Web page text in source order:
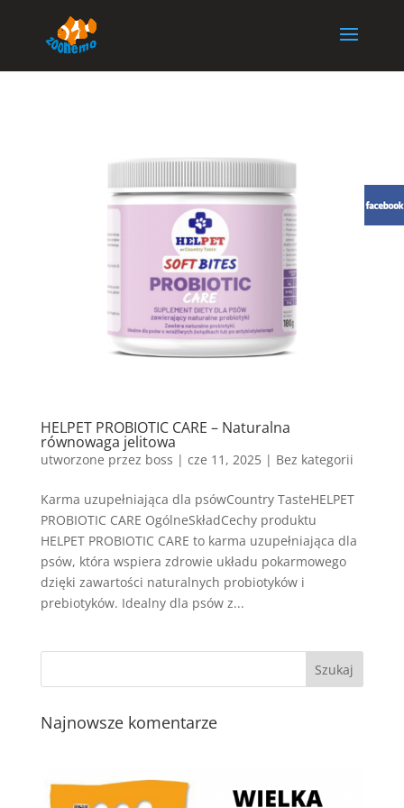
HELPET PROBIOTIC CARE – Naturalna
równowaga jelitowa
utworzone przez boss | cze 11, 2025| Bez kategorii
Karma uzupełniająca dla psówCountry TasteHELPET
PROBIOTIC CARE OgólneSkładCechy produktu
HELPET PROBIOTIC CARE to karma uzupełniająca dla
psów, która wspiera zdrowie układu pokarmowego
dzięki zawartości naturalnych probiotyków i
prebiotyków. Idealny dla psów z...
Najnowsze komentarze